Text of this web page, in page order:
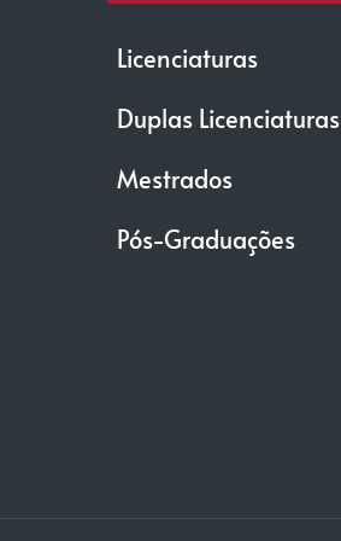
Licenciaturas
Duplas Licenciaturas
Mestrados
Pós-Graduações